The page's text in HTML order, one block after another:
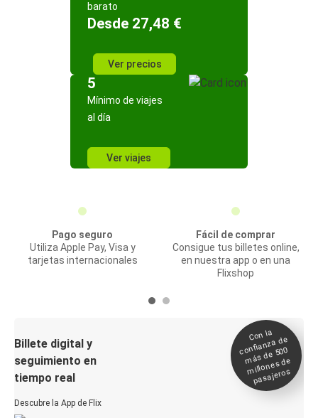
barato
Desde 27,48 €
Ver precios
5
Mínimo de viajes
al día
Ver viajes
Pago seguro
Utiliza Apple Pay, Visa y
tarjetas internacionales
Fácil de comprar
Consigue tus billetes online,
en nuestra app o en una
Flixshop
Billete digital y
seguimiento en
tiempo real
Descubre la App de Flix
Con la
confianza de
más de 500
millones de
pasajeros